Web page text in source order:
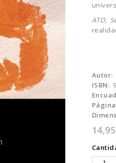
ATO,
Autor:
ISBN: